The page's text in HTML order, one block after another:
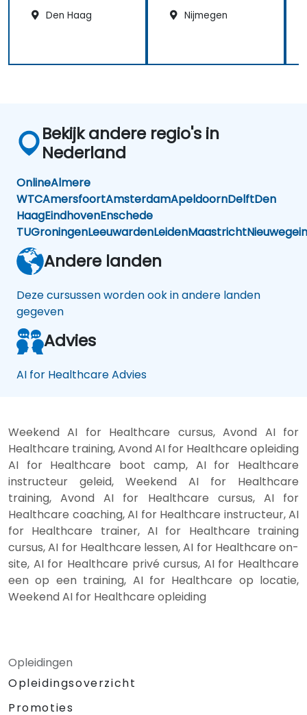
Den Haag
Nijmegen
Bekijk andere regio's in
Nederland
OnlineAlmere
WTCAmersfoortAmsterdamApeldoornDelftDen
HaagEindhovenEnschede
TUGroningenLeeuwardenLeidenMaastrichtNieuwegein
Andere landen
Deze cursussen worden ook in andere landen
gegeven
Advies
AI for Healthcare Advies
Weekend AI for Healthcare cursus, Avond AI for
Healthcare training, Avond AI for Healthcare opleiding
AI for Healthcare boot camp, AI for Healthcare
instructeur geleid, Weekend AI for Healthcare
training, Avond AI for Healthcare cursus, AI for
Healthcare coaching, AI for Healthcare instructeur, AI
for Healthcare trainer, AI for Healthcare training
cursus, AI for Healthcare lessen, AI for Healthcare on-
site, AI for Healthcare privé cursus, AI for Healthcare
een op een training, AI for Healthcare op locatie,
Weekend AI for Healthcare opleiding
Opleidingen
Opleidingsoverzicht
Promoties